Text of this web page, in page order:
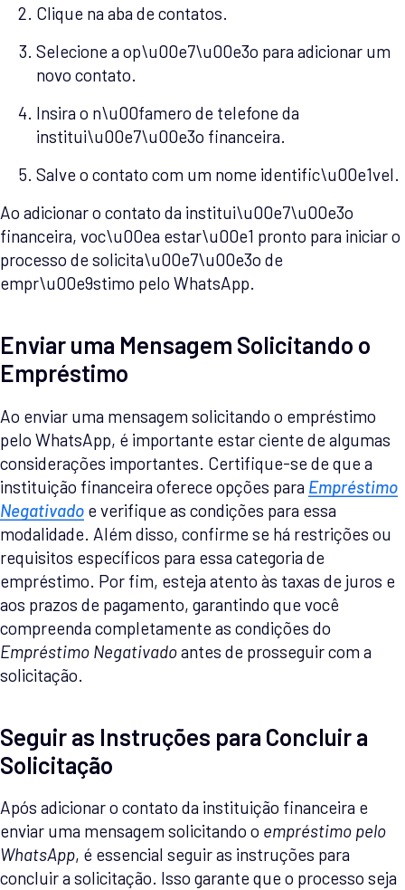
Clique na aba de contatos.
Selecione a op\u00e7\u00e3o para adicionar um
novo contato.
Insira o n\u00famero de telefone da
institui\u00e7\u00e3o financeira.
Salve o contato com um nome identific\u00e1vel.
Ao adicionar o contato da institui\u00e7\u00e3o
financeira, voc\u00ea estar\u00e1 pronto para iniciar o
processo de solicita\u00e7\u00e3o de
empr\u00e9stimo pelo WhatsApp.
Enviar uma Mensagem Solicitando o
Empréstimo
Ao enviar uma mensagem solicitando o empréstimo
pelo WhatsApp, é importante estar ciente de algumas
considerações importantes. Certifique-se de que a
instituição financeira oferece opções para Empréstimo
Negativado e verifique as condições para essa
modalidade. Além disso, confirme se há restrições ou
requisitos específicos para essa categoria de
empréstimo. Por fim, esteja atento às taxas de juros e
aos prazos de pagamento, garantindo que você
compreenda completamente as condições do
Empréstimo Negativadoantes de prosseguir com a
solicitação.
Seguir as Instruções para Concluir a
Solicitação
Após adicionar o contato da instituição financeira e
enviar uma mensagem solicitando o empréstimo pelo
WhatsApp, é essencial seguir as instruções para
concluir a solicitação. Isso garante que o processo seja